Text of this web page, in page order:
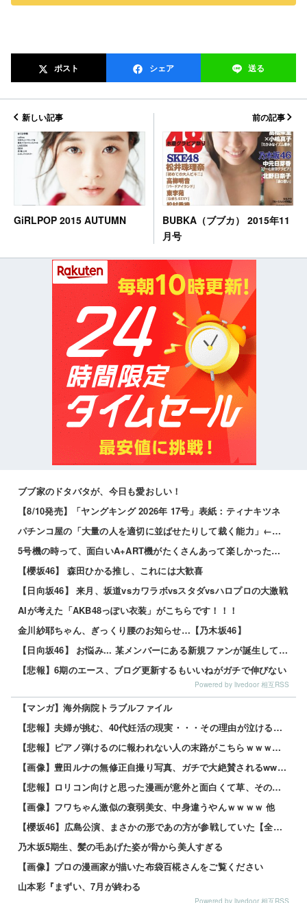
ポスト シェア 送る
新しい記事
GiRLPOP 2015 AUTUMN
前の記事
BUBKA（ブブカ） 2015年11
月号
ブブ家のドタバタが、今日も愛おしい！
【8/10発売】「ヤングキング 2026年 17号」表紙：ティナキツネ
パチンコ屋の「大量の人を適切に並ばせたりして裁く能力」←これガチで凄いよなｗｗｗ
5号機の時って、面白いA+ART機がたくさんあって楽しかったよなｗｗｗ
【櫻坂46】 森田ひかる推し、これには大歓喜
【日向坂46】 来月、坂道vsカワラボvsスタダvsハロプロの大激戦
AIが考えた「AKB48っぽい衣装」がこちらです！！！
金川紗耶ちゃん、ぎっくり腰のお知らせ…【乃木坂46】
【日向坂46】 お悩み... 某メンバーにある新規ファンが誕生していた
【悲報】6期のエース、ブログ更新するもいいねがガチで伸びない
Powered by livedoor 相互RSS
【マンガ】海外病院トラブルファイル
【悲報】夫婦が挑む、40代妊活の現実・・・その理由が泣けるｗｗｗｗ 他
【悲報】ピアノ弾けるのに報われない人の末路がこちらｗｗｗｗｗ 他
【画像】豊田ルナの無修正自撮り写真、ガチで大絶賛されるwww 他
【悲報】ロリコン向けと思った漫画が意外と面白くて草、その理由がこれｗｗｗｗ 他
【画像】フワちゃん激似の衰弱美女、中身違うやんｗｗｗｗ 他
【櫻坂46】広島公演、まさかの形であの方が参戦していた【全国ツアー2026 What’s lonesome?】
乃木坂5期生、髪の毛あげた姿が骨から美人すぎる
【画像】プロの漫画家が描いた布袋百椛さんをご覧ください
山本彩『まずい、7月が終わる
Powered by livedoor 相互RSS